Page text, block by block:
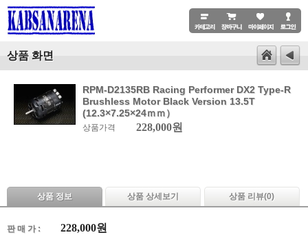
상품 화면
RPM-D2135RB Racing Performer DX2 Type-R
Brushless Motor Black Version 13.5T
(12.3×7.25×24ｍｍ）
상품가격 228,000원
상품 정보 상품 상세보기 상품 리뷰(0)
판 매 가 : 228,000원